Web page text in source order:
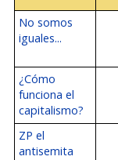
No somos
iguales...
¿Cómo
funciona el
capitalismo?
ZP el
antisemita